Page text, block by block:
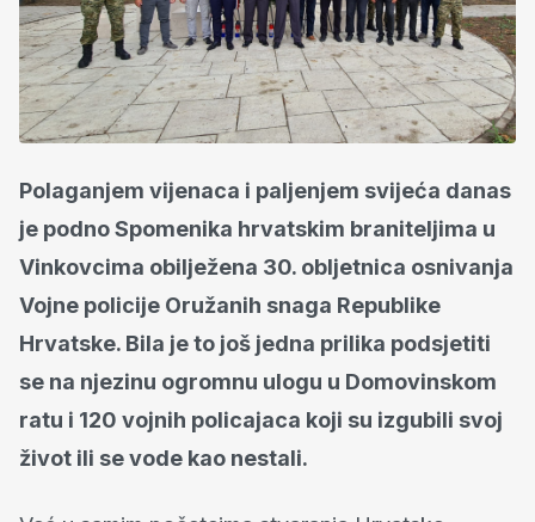
Polaganjem vijenaca i paljenjem svijeća danas
je podno Spomenika hrvatskim braniteljima u
Vinkovcima obilježena 30. obljetnica osnivanja
Vojne policije Oružanih snaga Republike
Hrvatske. Bila je to još jedna prilika podsjetiti
se na njezinu ogromnu ulogu u Domovinskom
ratu i 120 vojnih policajaca koji su izgubili svoj
život ili se vode kao nestali.